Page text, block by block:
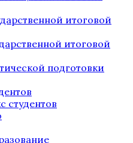
итоговой
итоговой
подготовки
студентов